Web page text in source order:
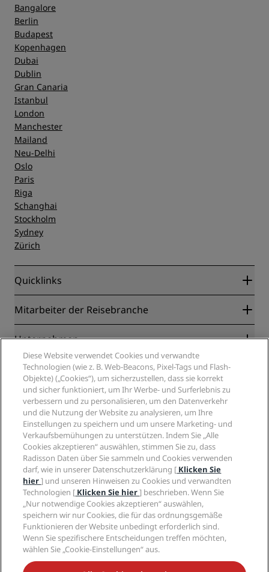
Bangalore
Berlin
Budapest
Kopenhagen
Dubai
Dublin
Gran Canaria
Istanbul
London
Manchester
Mailand
Neu-Delhi
Oslo
Paris
Riga
Schanghai
Stockholm
Sydney
Zürich
Quicklinks
Radisson Rewards
Blog
Neue und aufstrebende Hotels
Radisson Hotels APP
„Sports Approved“-Hotels
Familienfreundliche Hotels
Gesundheit & Sicherheit
Mitarbeiter der Reisebranche
Partner
Reisebüros
Unternehmen
Radisson Hotel Group
Medien
Karriere RHG
Karriere PPHE
Karrieren EHL
The Club by RHG
Entwicklungsmöglichkeiten
Responsible Business – Unser Engagement
Einkauf
Rechtliches
Privacy Centre
Rechtliche Hinweise
Radisson Rewards Geschäftsbedingungen
Website-Nutzungsvereinbarung
Digitale Barrierefreiheit
Moderne Sklaverei – Erklärung
Hilfe
Verbrauchermeldungen
Kontakt
FAQ
Inhaltsübersicht
Soziale Medien
Marken von Radisson Hotels
VERPASSEN SIE NIEMALS UNSERE BELIEBTESTEN
Diese Website verwendet Cookies und verwandte
Technologien (wie z. B. Web-Beacons, Pixel-Tags und Flash-
Objekte) („Cookies“), um sicherzustellen, dass sie korrekt
und sicher funktioniert, um Ihr Werbe- und Surferlebnis zu
verbessern und zu personalisieren, um den Datenverkehr
und die Nutzung der Website zu analysieren, um Ihre
Einstellungen zu speichern und um unsere Marketing- und
Verkaufsbemühungen zu unterstützen. Indem Sie „Alle
Cookies akzeptieren“ auswählen, stimmen Sie zu, dass
Radisson Daten über Sie sammeln und Cookies verwenden
darf, wie in unserer Datenschutzerklärung [ Klicken Sie
hier] und unseren Hinweisen zu Cookies und verwandten
Technologien [ Klicken Sie hier] beschrieben. Wenn Sie
„Nur notwendige Cookies akzeptieren“ auswählen,
speichern wir nur Cookies, die für das ordnungsgemäße
Funktionieren der Website unbedingt erforderlich sind.
Wenn Sie spezifischere Entscheidungen treffen möchten,
wählen Sie „Cookie-Einstellungen“ aus.